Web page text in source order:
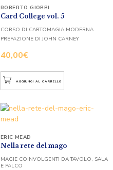
Card College vol. 5
40,00€
ROBERTO GIOBBI
CORSO DI CARTOMAGIA MODERNA
PREFAZIONE DI JOHN CARNEY
AGGIUNGI AL CARRELLO
Nella rete del mago
ERIC MEAD
MAGIE COINVOLGENTI DA TAVOLO, SALA
E PALCO